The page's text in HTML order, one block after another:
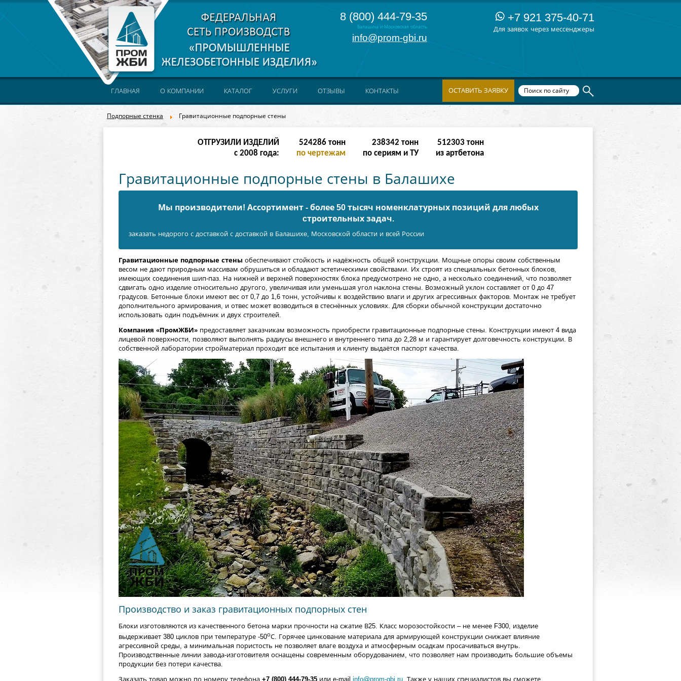
8 (800) 444-79-35
Балашиха и Московская область
info@prom-gbi.ru
+7 921 375-40-71
Для заявок через мессенджеры
Подпорные стенка Гравитационные подпорные стены
ГЛАВНАЯ О КОМПАНИИ КАТАЛОГ УСЛУГИ ОТЗЫВЫ КОНТАКТЫ ОСТАВИТЬ ЗАЯВКУ
ОТГРУЗИЛИ ИЗДЕЛИЙ
с 2008 года:
628731тонн
по чертежам
238342 тонн
по сериям и ТУ
512303тонн
из артбетона
Гравитационные подпорные стены в Балашихе
Мы производители! Ассортимент - более 50 тысяч номенклатурных позиций для любых
cтроительных задач.
заказать недорого с доставкой с доставкой в Балашихe, Московской области и всей России
Гравитационные подпорные стены обеспечивают стойкость и надёжность общей конструкции. Мощные опоры своим собственным
весом не дают природным массивам обрушиться и обладают эстетическими свойствами. Их строят из специальных бетонных блоков,
имеющих соединения шип-паз. На нижней и верхней поверхностях блока предусмотрено не одно, а несколько соединений, что позволяет
сдвигать одно изделие относительно другого, увеличивая или уменьшая угол наклона стены. Возможный уклон составляет от 0 до 47
градусов. Бетонные блоки имеют вес от 0,7 до 1,6 тонн, устойчивы к воздействию влаги и других агрессивных факторов. Монтаж не требует
дополнительного армирования, и отвес может возводиться в стеснённых условиях. Для сборки обычной конструкции достаточно
использовать один подъёмник и двух строителей.
Компания «ПромЖБИ» предоставляет заказчикам возможность приобрести гравитационные подпорные стены. Конструкции имеют 4 вида
лицевой поверхности, позволяют выполнять радиусы внешнего и внутреннего типа до 2,28 м и гарантирует долговечность конструкции. В
собственной лаборатории стройматериал проходит все испытания и клиенту выдаётся паспорт качества.
Производство и заказ гравитационных подпорных стен
Блоки изготовляются из качественного бетона марки прочности на сжатие В25. Класс морозостойкости – не менее F300, изделие
выдерживает 380 циклов при температуре -50оС. Горячее цинкование материала для армирующей конструкции снижает влияние
агрессивной среды, а минимальная пористость не позволяет влаге воздуха и атмосферным осадкам просачиваться внутрь.
Производственные линии завода-изготовителя оснащены современным оборудованием, что позволяет нам производить большие объемы
продукции без потери качества.
Заказать товар можно по номеру телефона +7 (800) 444-79-35 или e-mail info@prom-gbi.ru . Также у наших специалистов вы сможете